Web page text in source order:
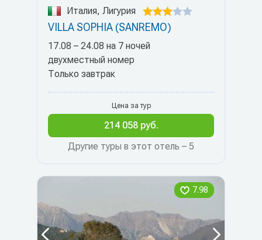
Италия, Лигурия
VILLA SOPHIA (SANREMO)
17.08 – 24.08 на 7 ночей
двухместный номер
Только завтрак
Другие туры в этот отель – 5
Цена за тур
214 058 руб.
7.98